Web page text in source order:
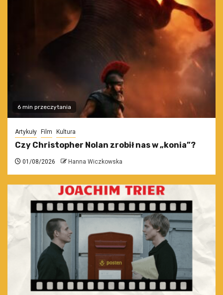
6 min przeczytania
Artykuły Film Kultura
Czy Christopher Nolan zrobił nas w „konia”?
01/08/2026 Hanna Wiczkowska